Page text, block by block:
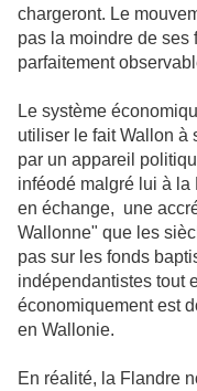
chargeront. Le
pas la moindre de ses
parfaitement
Le système
utiliser le fait Wallon à
par un appareil
inféodé malgré lui à la
en échange, une
Wallonne" que les
pas sur les fonds
indépendantistes tout
économiquement est
en Wallonie.
En réalité, la Flandre